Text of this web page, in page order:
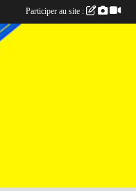
Participer au site :